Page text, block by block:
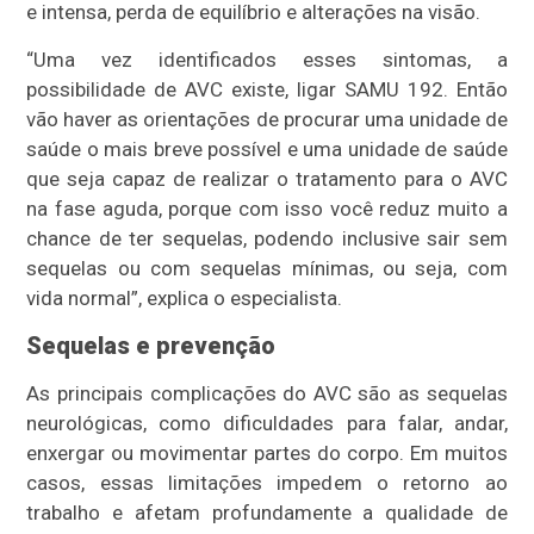
e intensa, perda de equilíbrio e alterações na visão.
“Uma vez identificados esses sintomas, a
possibilidade de AVC existe, ligar SAMU 192. Então
vão haver as orientações de procurar uma unidade de
saúde o mais breve possível e uma unidade de saúde
que seja capaz de realizar o tratamento para o AVC
na fase aguda, porque com isso você reduz muito a
chance de ter sequelas, podendo inclusive sair sem
sequelas ou com sequelas mínimas, ou seja, com
vida normal”, explica o especialista.
Sequelas e prevenção
As principais complicações do AVC são as sequelas
neurológicas, como dificuldades para falar, andar,
enxergar ou movimentar partes do corpo. Em muitos
casos, essas limitações impedem o retorno ao
trabalho e afetam profundamente a qualidade de